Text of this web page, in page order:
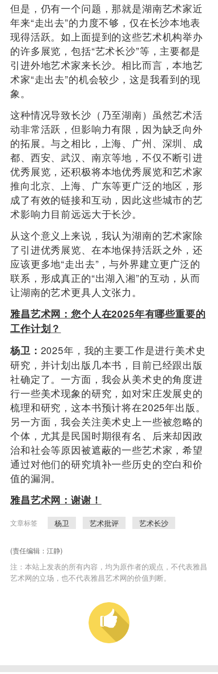
但是，仍有一个问题，那就是湖南艺术家近
年来“走出去”的力度不够，仅在长沙本地表
现得活跃。如上面提到的这些艺术机构举办
的许多展览，包括“艺术长沙”等，主要都是
引进外地艺术家来长沙。相比而言，本地艺
术家“走出去”的机会较少，这是我看到的现
象。
这种情况导致长沙（乃至湖南）虽然艺术活
动非常活跃，但影响力有限，因为缺乏向外
的拓展。与之相比，上海、广州、深圳、成
都、西安、武汉、南京等地，不仅不断引进
优秀展览，还积极将本地优秀展览和艺术家
推向北京、上海、广东等更广泛的地区，形
成了有效的链接和互动，因此这些城市的艺
术影响力目前远远大于长沙。
从这个意义上来说，我认为湖南的艺术家除
了引进优秀展览、在本地保持活跃之外，还
应该更多地“走出去”，与外界建立更广泛的
联系，形成真正的“出湖入湘”的互动，从而
让湖南的艺术更具人文张力。
雅昌艺术网：您个人在2025年有哪些重要的
工作计划？
杨卫： 2025年，我的主要工作是进行美术史
研究，并计划出版几本书，目前已经跟出版
社确定了。一方面，我会从美术史的角度进
行一些美术现象的研究，如对宋庄发展史的
梳理和研究，这本书预计将在2025年出版。
另一方面，我会关注美术史上一些被忽略的
个体，尤其是民国时期很有名、后来却因政
治和社会等原因被遮蔽的一些艺术家，希望
通过对他们的研究填补一些历史的空白和价
值的漏洞。
雅昌艺术网：谢谢！
文章标签 杨卫 艺术批评 艺术长沙
(责任编辑：江静)
注：本站上发表的所有内容，均为原作者的观点，不代表雅昌
艺术网的立场，也不代表雅昌艺术网的价值判断。